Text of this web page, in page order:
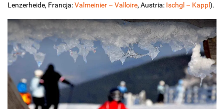
Lenzerheide, Francja:Valmeinier – Valloire, Austria: Ischgl – Kappl).